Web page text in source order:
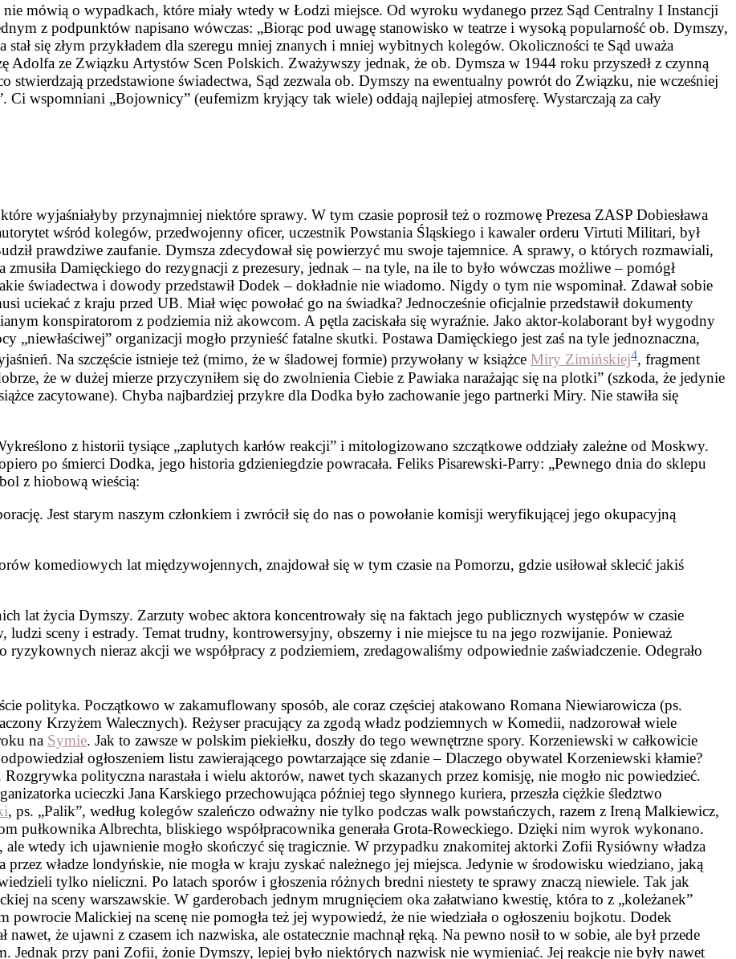
mówią o wypadkach, które miały wtedy w Łodzi miejsce. Od wyroku wydanego przez Sąd Centralny I Instancji
z podpunktów napisano wówczas: „Biorąc pod uwagę stanowisko w teatrze i wysoką popularność ob. Dymszy,
stał się złym przykładem dla szeregu mniej znanych i mniej wybitnych kolegów. Okoliczności te Sąd uważa
Adolfa ze Związku Artystów Scen Polskich. Zważywszy jednak, że ob. Dymsza w 1944 roku przyszedł z czynną
przedstawione świadectwa, Sąd zezwala ob. Dymszy na ewentualny powrót do Związku, nie wcześniej
wspomniani „Bojownicy” (eufemizm kryjący tak wiele) oddają najlepiej atmosferę. Wystarczają za cały
wyjaśniałyby przynajmniej niektóre sprawy. W tym czasie poprosił też o rozmowę Prezesa ZASP Dobiesława
wśród kolegów, przedwojenny oficer, uczestnik Powstania Śląskiego i kawaler orderu Virtuti Militari, był
prawdziwe zaufanie. Dymsza zdecydował się powierzyć mu swoje tajemnice. A sprawy, o których rozmawiali,
Damięckiego do rezygnacji z prezesury, jednak – na tyle, na ile to było wówczas możliwe – pomógł
świadectwa i dowody przedstawił Dodek – dokładnie nie wiadomo. Nigdy o tym nie wspominał. Zdawał sobie
uciekać z kraju przed UB. Miał więc powołać go na świadka? Jednocześnie oficjalnie przedstawił dokumenty
konspiratorom z podziemia niż akowcom. A pętla zaciskała się wyraźnie. Jako aktor-kolaborant był wygodny
„niewłaściwej” organizacji mogło przynieść fatalne skutki. Postawa Damięckiego jest zaś na tyle jednoznaczna,
Na szczęście istnieje też (mimo, że w śladowej formie) przywołany w książce Miry Zimińskiej4, fragment
że w dużej mierze przyczyniłem się do zwolnienia Ciebie z Pawiaka narażając się na plotki” (szkoda, że jedynie
zacytowane). Chyba najbardziej przykre dla Dodka było zachowanie jego partnerki Miry. Nie stawiła się
z historii tysiące „zaplutych karłów reakcji” i mitologizowano szczątkowe oddziały zależne od Moskwy.
po śmierci Dodka, jego historia gdzieniegdzie powracała. Feliks Pisarewski-Parry: „Pewnego dnia do sklepu
z hiobową wieścią:
Jest starym naszym członkiem i zwrócił się do nas o powołanie komisji weryfikującej jego okupacyjną
komediowych lat międzywojennych, znajdował się w tym czasie na Pomorzu, gdzie usiłował sklecić jakiś
lat życia Dymszy. Zarzuty wobec aktora koncentrowały się na faktach jego publicznych występów w czasie
sceny i estrady. Temat trudny, kontrowersyjny, obszerny i nie miejsce tu na jego rozwijanie. Ponieważ
nieraz akcji we współpracy z podziemiem, zredagowaliśmy odpowiednie zaświadczenie. Odegrało
polityka. Początkowo w zakamuflowany sposób, ale coraz częściej atakowano Romana Niewiarowicza (ps.
Krzyżem Walecznych). Reżyser pracujący za zgodą władz podziemnych w Komedii, nadzorował wiele
na Symie. Jak to zawsze w polskim piekiełku, doszły do tego wewnętrzne spory. Korzeniewski w całkowicie
ogłoszeniem listu zawierającego powtarzające się zdanie – Dlaczego obywatel Korzeniewski kłamie?
polityczna narastała i wielu aktorów, nawet tych skazanych przez komisję, nie mogło nic powiedzieć.
ucieczki Jana Karskiego przechowująca później tego słynnego kuriera, przeszła ciężkie śledztwo
, ps. „Palik”, według kolegów szaleńczo odważny nie tylko podczas walk powstańczych, razem z Ireną Malkiewicz,
pułkownika Albrechta, bliskiego współpracownika generała Grota-Roweckiego. Dzięki nim wyrok wykonano.
ale wtedy ich ujawnienie mogło skończyć się tragicznie. W przypadku znakomitej aktorki Zofii Rysiówny władza
przez władze londyńskie, nie mogła w kraju zyskać należnego jej miejsca. Jedynie w środowisku wiedziano, jaką
tylko nieliczni. Po latach sporów i głoszenia różnych bredni niestety te sprawy znaczą niewiele. Tak jak
na sceny warszawskie. W garderobach jednym mrugnięciem oka załatwiano kwestię, która to z „koleżanek”
powrocie Malickiej na scenę nie pomogła też jej wypowiedź, że nie wiedziała o ogłoszeniu bojkotu. Dodek
że ujawni z czasem ich nazwiska, ale ostatecznie machnął ręką. Na pewno nosił to w sobie, ale był przede
Jednak przy pani Zofii, żonie Dymszy, lepiej było niektórych nazwisk nie wymieniać. Jej reakcje nie były nawet